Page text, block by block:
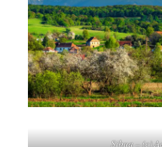
Sibua – (c)